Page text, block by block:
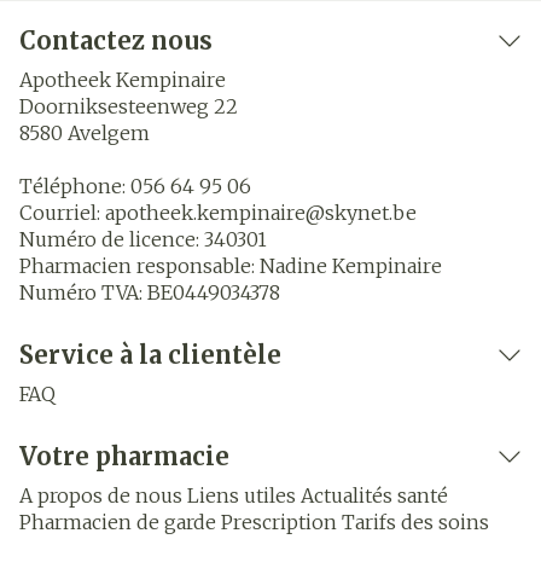
Contactez nous
Apotheek Kempinaire
Doorniksesteenweg 22
8580 Avelgem
Téléphone: 056 64 95 06
Courriel: apotheek.kempinaire@skynet.be
Numéro de licence: 340301
Pharmacien responsable: Nadine Kempinaire
Numéro TVA: BE0449034378
Service à la clientèle
FAQ
Votre pharmacie
A propos de nous Liens utiles Actualités santé
Pharmacien de garde Prescription Tarifs des soins